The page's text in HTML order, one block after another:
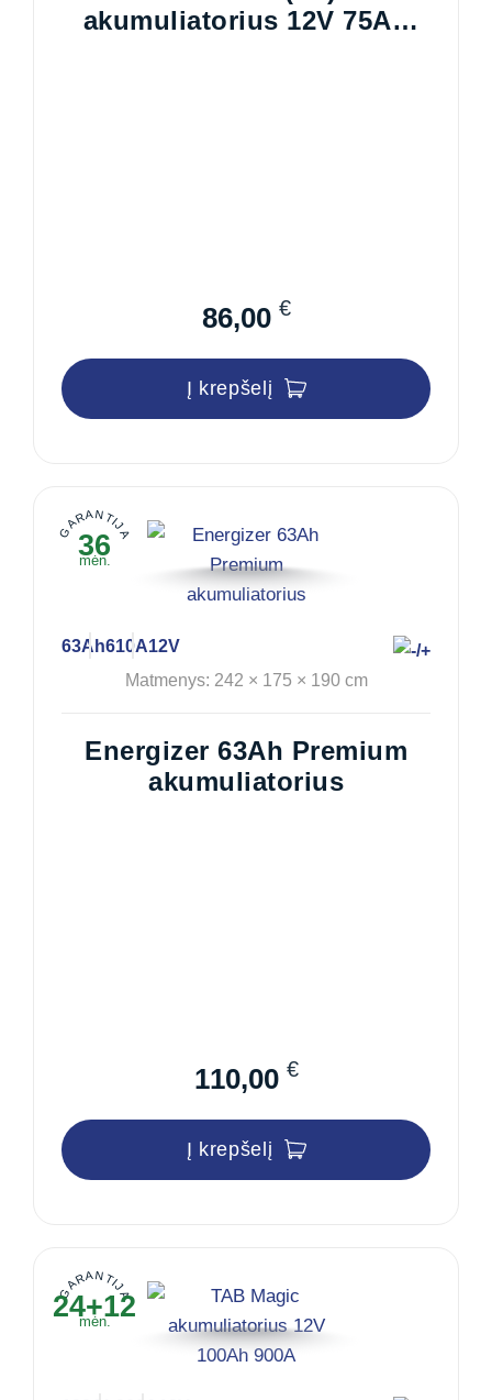
akumuliatorius 12V 75Ah
86,00 €
Į krepšelį
GARANTIJA
36
mėn.
63Ah610A12V
Matmenys: 242 × 175 × 190 cm
Energizer 63Ah Premium
akumuliatorius
110,00 €
Į krepšelį
GARANTIJA
24+12
mėn.